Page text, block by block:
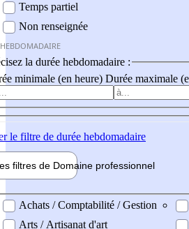
Temps partiel
Non renseignée
la durée hebdomadaire :
minimale (en heure) Durée maximale
le filtre de durée hebdomadaire
filtres de Domaine professionnel
professionel
Achats / Comptabilité / Gestion
Arts / Artisanat d'art